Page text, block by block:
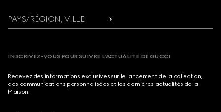
PAYS/RÉGION, VILLE
INSCRIVEZ-VOUS POUR SUIVRE L’ACTUALITÉ DE GUCCI
Recevez des informations exclusives sur le lancement de la collection,
des communications personnalisées et les dernières actualités de la
Maison.